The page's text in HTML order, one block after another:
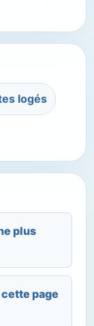
logés
plus
page